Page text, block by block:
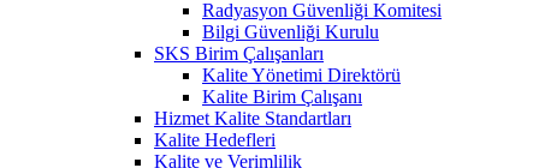
Radyasyon Güvenliği Komitesi
Bilgi Güvenliği Kurulu
SKS Birim Çalışanları
Kalite Yönetimi Direktörü
Kalite Birim Çalışanı
Hizmet Kalite Standartları
Kalite Hedefleri
Kalite ve Verimlilik